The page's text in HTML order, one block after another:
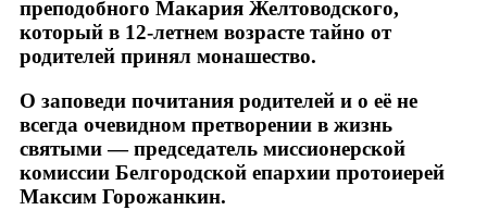
преподобного Макария Желтоводского,
который в 12-летнем возрасте тайно от
родителей принял монашество.
О заповеди почитания родителей и о её не
всегда очевидном претворении в жизнь
святыми — председатель миссионерской
комиссии Белгородской епархии протоиерей
Максим Горожанкин.